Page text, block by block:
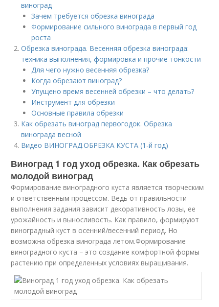
виноград
Зачем требуется обрезка винограда
Формирование сильного винограда в первый год
роста
Обрезка винограда. Весенняя обрезка винограда:
техника выполнения, формировка и прочие тонкости
Для чего нужно весенняя обрезка?
Когда обрезают виноград?
Упущено время весенней обрезки – что делать?
Инструмент для обрезки
Основные правила обрезки
Как обрезать виноград первогодок. Обрезка
винограда весной
Видео ВИНОГРАД.ОБРЕЗКА КУСТА (1-й год)
Виноград 1 год уход обрезка. Как обрезать
молодой виноград
Формирование виноградного куста является творческим
и ответственным процессом. Ведь от правильности
выполнения задания зависит декоративность лозы, ее
урожайность и выносливость. Как правило, формируют
виноградный куст в осенний/весенний период. Но
возможна обрезка винограда летом.Формирование
виноградного куста – это создание комфортной формы
растению при определенных условиях выращивания.